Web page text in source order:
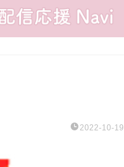
2022-10-19